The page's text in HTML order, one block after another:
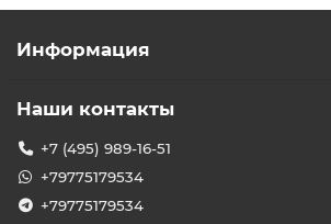
Информация
Наши контакты
+7 (495) 989-16-51
+79775179534
+79775179534